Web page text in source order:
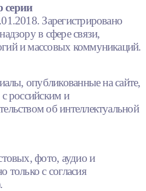
серии
Зарегистрировано
в сфере связи,
и массовых коммуникаций.
опубликованные на сайте,
российским и
об интеллектуальной
фото, аудио и
только с согласия